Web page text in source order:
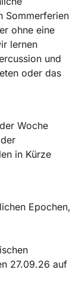
Sommerferien
ohne eine
lernen
und
oder das
Woche
in Kürze
Epochen,
27.09.26 auf